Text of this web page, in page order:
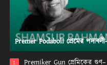
Premer Podaboli প্রেমের
1 Premiker Gun প্রেমিকের